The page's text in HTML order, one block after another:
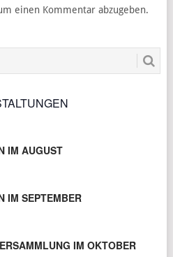
einen Kommentar abzugeben.
IM AUGUST
IM SEPTEMBER
IM OKTOBER